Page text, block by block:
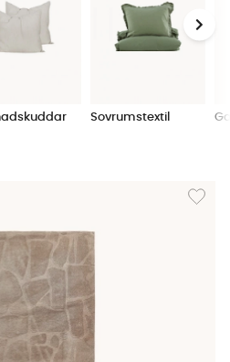
Sovrumstextil
Lägg